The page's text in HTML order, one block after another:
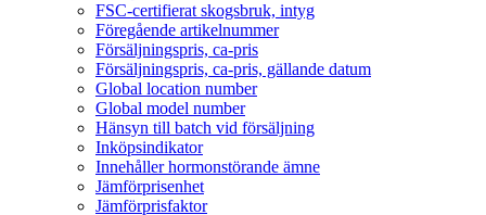
FSC-certifierat skogsbruk, intyg
Föregående artikelnummer
Försäljningspris, ca-pris
Försäljningspris, ca-pris, gällande datum
Global location number
Global model number
Hänsyn till batch vid försäljning
Inköpsindikator
Innehåller hormonstörande ämne
Jämförprisenhet
Jämförprisfaktor